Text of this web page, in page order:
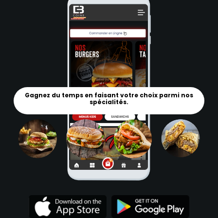
Gagnez du temps en faisant votre choix parmi nos
spécialités.